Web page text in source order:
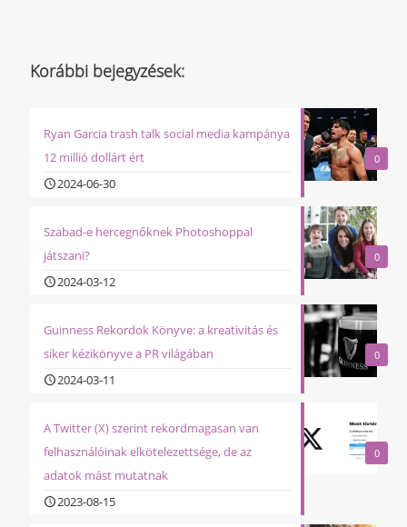
Korábbi bejegyzések:
0
Ryan Garcia trash talk social media kampánya
12 millió dollárt ért
2024-06-30
0
Szabad-e hercegnőknek Photoshoppal
játszani?
2024-03-12
0
Guinness Rekordok Könyve: a kreativitás és
siker kézikönyve a PR világában
2024-03-11
0
A Twitter (X) szerint rekordmagasan van
felhasználóinak elkötelezettsége, de az
adatok mást mutatnak
2023-08-15